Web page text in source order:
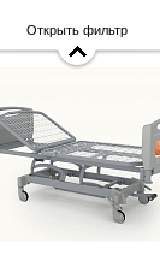
Открыть фильтр